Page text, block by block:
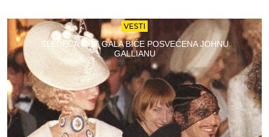
VESTI
SLEDEĆA MET GALA BIĆE POSVEĆENA JOHNU
GALLIANU